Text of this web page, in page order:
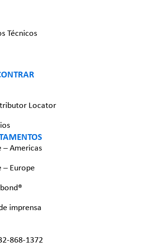
Técnicos
Locator
– Americas
Europe
imprensa
868-1372